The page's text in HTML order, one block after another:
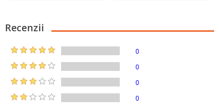
Recenzii
0
0
0
0